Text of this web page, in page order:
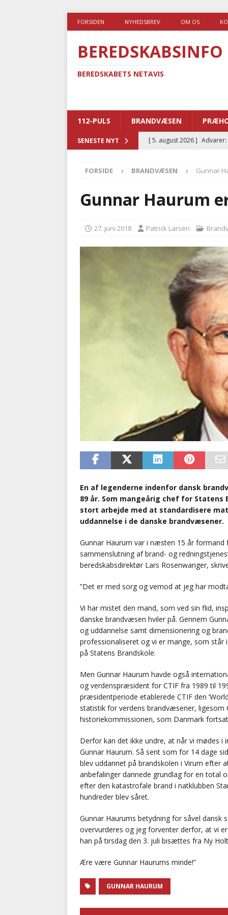
FORSIDEN NYHEDSBREV OM OS
BEREDSKABSINFO
BEREDSKABETS NETAVIS
112-PULS BRANDVÆSEN
SENESTE NYT [ 5. august 2026 ]
[ 5. august 2026 ] Ny
[ 4. august 2026 ]
[ 4. august 2026 ] Ny
[ 6. august 2026 ]
BRANDVÆSEN
FORSIDE BRANDVÆSEN Gunnar
Gunnar Haurum
27. juni 2018 Patrick Larsen
En af legenderne indenfor dansk
89 år. Som mangeårig chef for
stort arbejde med at standardisere
uddannelse i de danske brandvæsener.
Gunnar Haurum var i næsten 15 år formand
sammenslutning af brand- og
beredskabsdirektør Lars Rosenwanger,
”Det er med sorg og vemod at jeg har
Vi har mistet den mand, som ved sin flid,
danske brandvæsen hviler på. Gennem
og uddannelse samt dimensionering og
professionaliseret og vi er mange, som
på Statens Brandskole.
Men Gunnar Haurum havde også
og verdenspræsident for CTIF fra 1989 til
præsidentperiode etablerede CTIF den
statistik for verdens brandvæsener, ligesom
historiekommissionen, som Danmark
Derfor kan det ikke undre, at når vi mødes
Gunnar Haurum. Så sent som for 14 dage
blev uddannet på brandskolen i Virum efter
anbefalinger dannede grundlag for en total
efter den katastrofale brand i natklubben
hundreder blev såret.
Gunnar Haurums betydning for såvel
overvurderes og jeg forventer derfor, at vi
han på tirsdag den 3. juli bisættes fra Ny
Ære være Gunnar Haurums minde!”
GUNNAR HAURUM